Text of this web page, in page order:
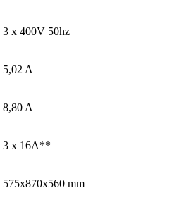
3 x 400V 50hz
5,02 A
8,80 A
3 x 16A**
575x870x560 mm